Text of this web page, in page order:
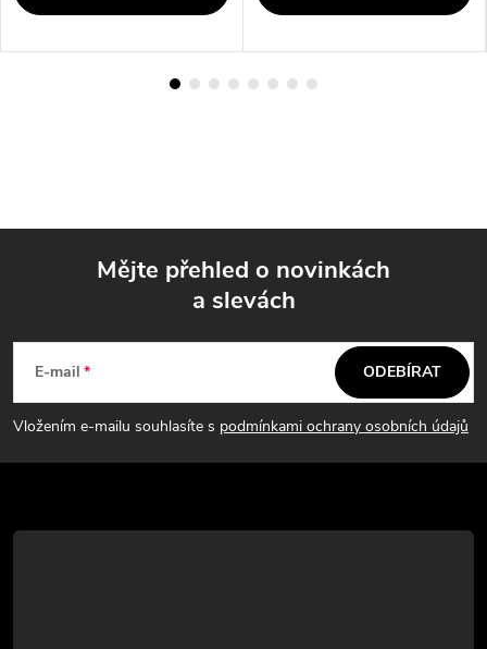
p
a
t
Mějte přehled o novinkách
a slevách
E-mail
Vložením e-mailu souhlasíte s podmínkami ochrany osobních údajů
ODEBÍRAT